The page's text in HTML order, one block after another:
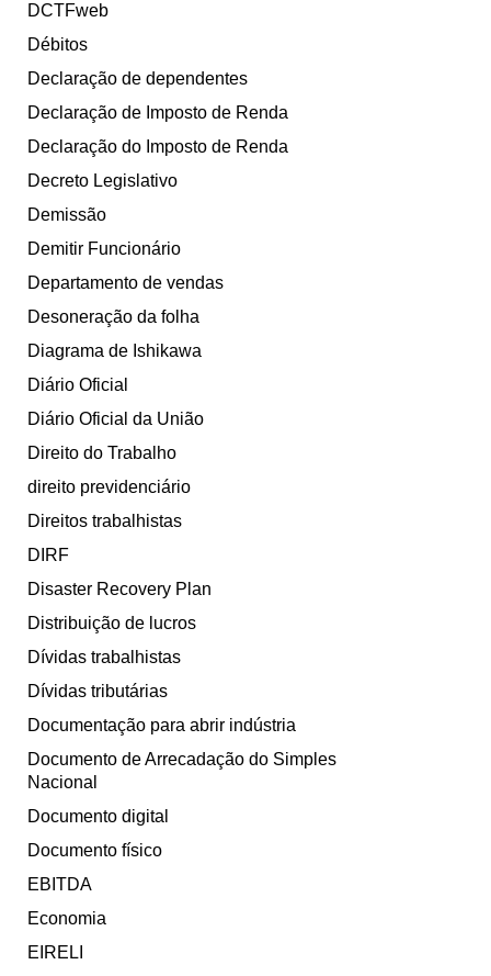
DCTFweb
Débitos
Declaração de dependentes
Declaração de Imposto de Renda
Declaração do Imposto de Renda
Decreto Legislativo
Demissão
Demitir Funcionário
Departamento de vendas
Desoneração da folha
Diagrama de Ishikawa
Diário Oficial
Diário Oficial da União
Direito do Trabalho
direito previdenciário
Direitos trabalhistas
DIRF
Disaster Recovery Plan
Distribuição de lucros
Dívidas trabalhistas
Dívidas tributárias
Documentação para abrir indústria
Documento de Arrecadação do Simples
Nacional
Documento digital
Documento físico
EBITDA
Economia
EIRELI